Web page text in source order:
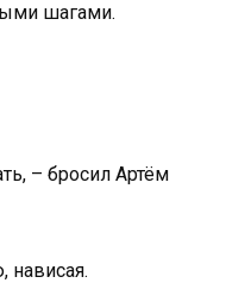
шагами.
– бросил Артём